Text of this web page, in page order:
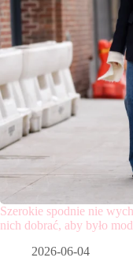
Szerokie spodnie nie
nich dobrać, aby było
2026-06-04